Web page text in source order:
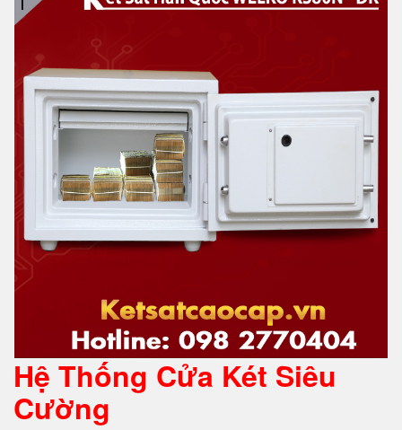
Hệ Thống Cửa Két Siêu
Cường